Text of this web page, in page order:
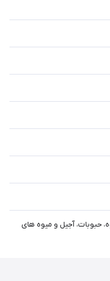
حبوبات، آجیل و میوه های